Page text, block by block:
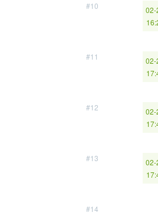
#10
02-
#11
02-
#12
02-
#13
02-
#14